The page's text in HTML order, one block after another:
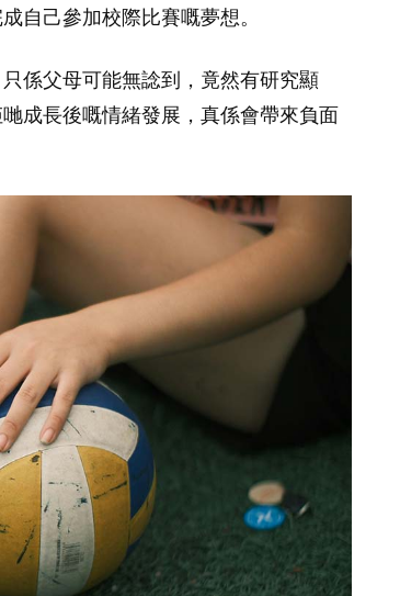
自己參加校際比賽嘅夢想。
係父母可能無諗到，竟然有研究顯
成長後嘅情緒發展，真係會帶來負面